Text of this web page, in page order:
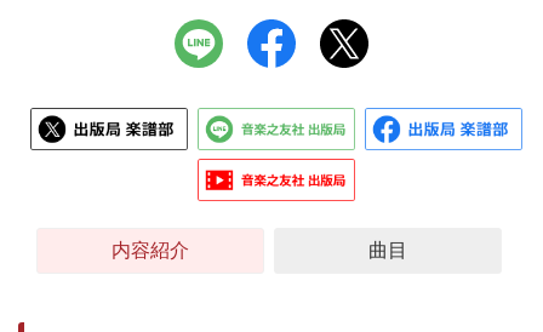
内容紹介 曲目